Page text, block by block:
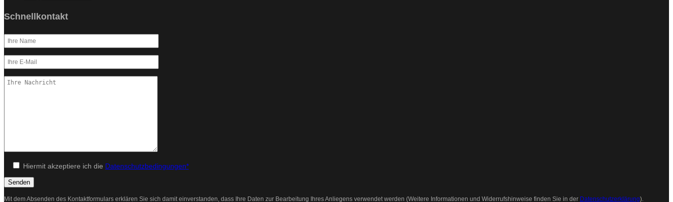
Schnellkontakt
Hiermit akzeptiere ich die Datenschutzbedingungen*
Mit dem Absenden des Kontaktformulars erklären Sie sich damit einverstanden, dass Ihre Daten zur Bearbeitung Ihres Anliegens verwendet werden (Weitere Informationen und Widerrufshinweise finden Sie in der Datenschutzerklärung).